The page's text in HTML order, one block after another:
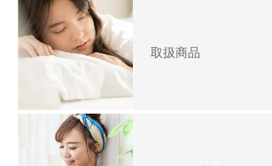
取扱商品